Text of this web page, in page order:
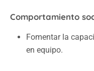
Comportamiento
Fomentar la
en equipo.